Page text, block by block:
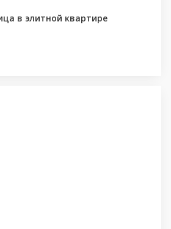
в элитной квартире